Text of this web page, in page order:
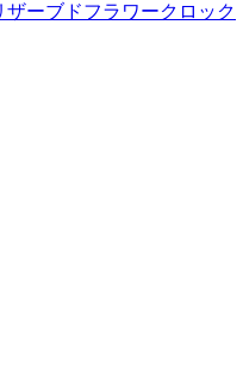
ザーブドフラワークロック